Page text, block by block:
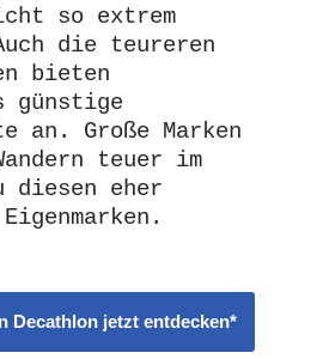
so extrem
die teureren
bieten
günstige
an. Große Marken
teuer im
diesen eher
Decathlon jetzt entdecken*